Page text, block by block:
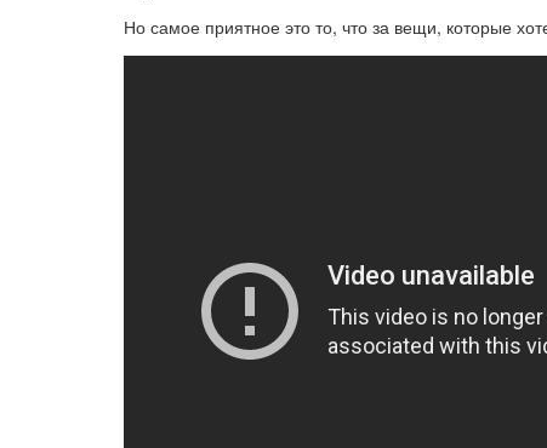
Но самое приятное это то, что за вещи, которые